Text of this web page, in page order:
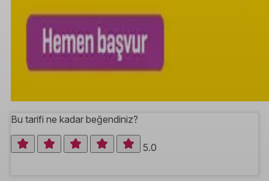
Bu tarifi ne kadar beğendiniz?
5.0